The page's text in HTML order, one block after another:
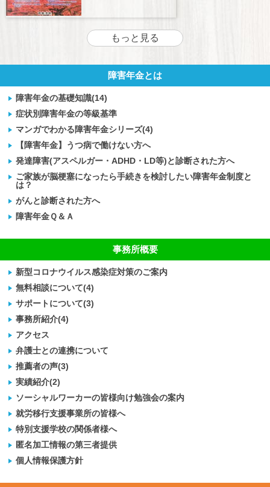
もっと見る
障害年金とは
障害年金の基礎知識(14)
症状別障害年金の等級基準
マンガでわかる障害年金シリーズ(4)
【障害年金】うつ病で働けない方へ
発達障害(アスペルガー・ADHD・LD等)と診断された方へ
ご家族が脳梗塞になったら手続きを検討したい障害年金制度と
は？
がんと診断された方へ
障害年金Ｑ＆Ａ
事務所概要
新型コロナウイルス感染症対策のご案内
無料相談について(4)
サポートについて(3)
事務所紹介(4)
アクセス
弁護士との連携について
推薦者の声(3)
実績紹介(2)
ソーシャルワーカーの皆様向け勉強会の案内
就労移行支援事業所の皆様へ
特別支援学校の関係者様へ
匿名加工情報の第三者提供
個人情報保護方針